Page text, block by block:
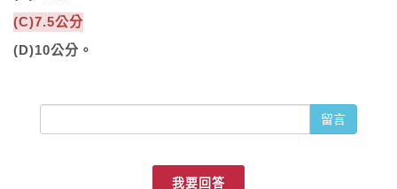
(C)7.5公分
(D)10公分。
留言
我要回答